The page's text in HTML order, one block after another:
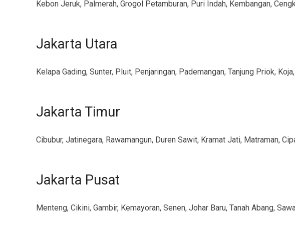
Kebon Jeruk, Palmerah, Grogol Petamburan, Puri Indah, Kembangan,
Jakarta Utara
Kelapa Gading, Sunter, Pluit, Penjaringan, Pademangan, Tanjung Priok,
Jakarta Timur
Cibubur, Jatinegara, Rawamangun, Duren Sawit, Kramat Jati, Matraman,
Jakarta Pusat
Menteng, Cikini, Gambir, Kemayoran, Senen, Johar Baru, Tanah Abang,